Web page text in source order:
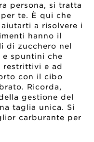
persona, si tratta
te. È qui che
a risolvere i
hanno il
di zucchero nel
e spuntini che
restrittivi e ad
con il cibo
Ricorda,
gestione del
taglia unica. Si
carburante per